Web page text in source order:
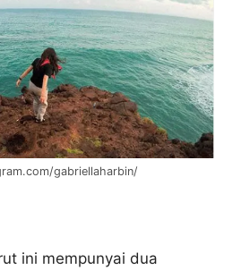
gabriellaharbin/
ini mempunyai dua